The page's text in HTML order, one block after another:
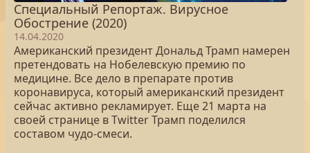
Специальный Репортаж. Вирусное
Обострение (2020)
14.04.2020
Американский президент Дональд Трамп намерен
претендовать на Нобелевскую премию по
медицине. Все дело в препарате против
коронавируса, который американский президент
сейчас активно рекламирует. Еще 21 марта на
своей странице в Twitter Трамп поделился
составом чудо-смеси.